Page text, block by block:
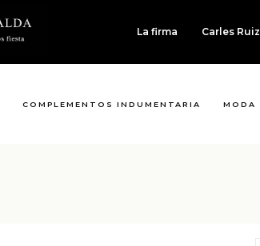
La firma Carles Ruiz
COMPLEMENTOS INDUMENTARIA MODA